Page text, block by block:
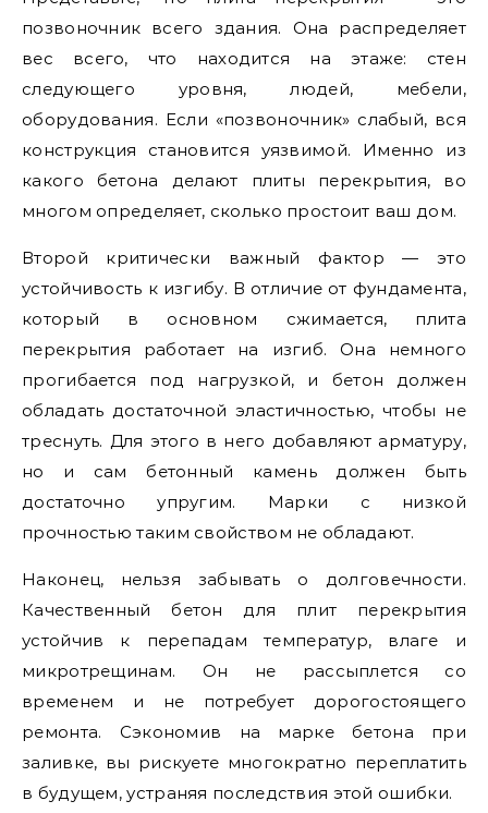
позвоночник всего здания. Она распределяет
вес всего, что находится на этаже: стен
следующего уровня, людей, мебели,
оборудования. Если «позвоночник» слабый, вся
конструкция становится уязвимой. Именно из
какого бетона делают плиты перекрытия, во
многом определяет, сколько простоит ваш дом.
Второй критически важный фактор — это
устойчивость к изгибу. В отличие от фундамента,
который в основном сжимается, плита
перекрытия работает на изгиб. Она немного
прогибается под нагрузкой, и бетон должен
обладать достаточной эластичностью, чтобы не
треснуть. Для этого в него добавляют арматуру,
но и сам бетонный камень должен быть
достаточно упругим. Марки с низкой
прочностью таким свойством не обладают.
Наконец, нельзя забывать о долговечности.
Качественный бетон для плит перекрытия
устойчив к перепадам температур, влаге и
микротрещинам. Он не рассыплется со
временем и не потребует дорогостоящего
ремонта. Сэкономив на марке бетона при
заливке, вы рискуете многократно переплатить
в будущем, устраняя последствия этой ошибки.